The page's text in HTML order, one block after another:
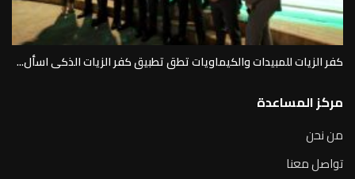
كفر الزيات للمبيدات والكيماويات تطق تطبيق كفر الزيات الذكى اسأل...
مركز المساعدة
من نحن
تواصل معنا